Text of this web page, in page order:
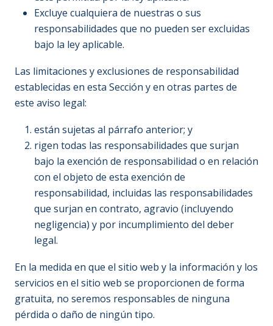
Excluye cualquiera de nuestras o sus
responsabilidades que no pueden ser excluidas
bajo la ley aplicable.
Las limitaciones y exclusiones de responsabilidad
establecidas en esta Sección y en otras partes de
este aviso legal:
están sujetas al párrafo anterior; y
rigen todas las responsabilidades que surjan
bajo la exención de responsabilidad o en relación
con el objeto de esta exención de
responsabilidad, incluidas las responsabilidades
que surjan en contrato, agravio (incluyendo
negligencia) y por incumplimiento del deber
legal.
En la medida en que el sitio web y la información y los
servicios en el sitio web se proporcionen de forma
gratuita, no seremos responsables de ninguna
pérdida o daño de ningún tipo.